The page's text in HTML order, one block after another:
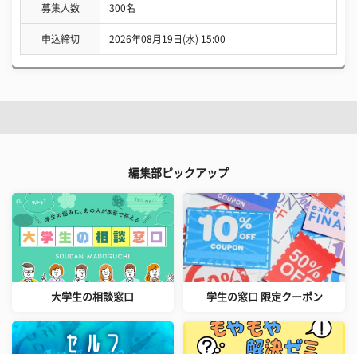
募集人数 300名
申込締切 2026年08月19日(水) 15:00
編集部ピックアップ
大学生の相談窓口 学生の窓口 限定クーポン